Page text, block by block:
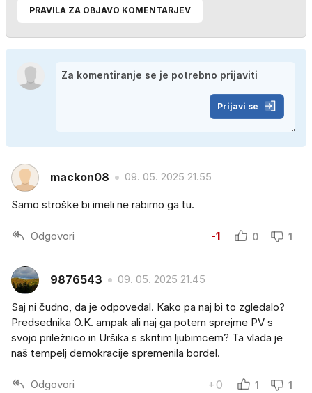
PRAVILA ZA OBJAVO KOMENTARJEV
Prijavi se
mackon08 09. 05. 2025 21.55
Samo stroške bi imeli ne rabimo ga tu.
Odgovori -1 0 1
9876543 09. 05. 2025 21.45
Saj ni čudno, da je odpovedal. Kako pa naj bi to zgledalo?
Predsednika O.K. ampak ali naj ga potem sprejme PV s
svojo priležnico in Uršika s skritim ljubimcem? Ta vlada je
naš tempelj demokracije spremenila bordel.
Odgovori +0 1 1